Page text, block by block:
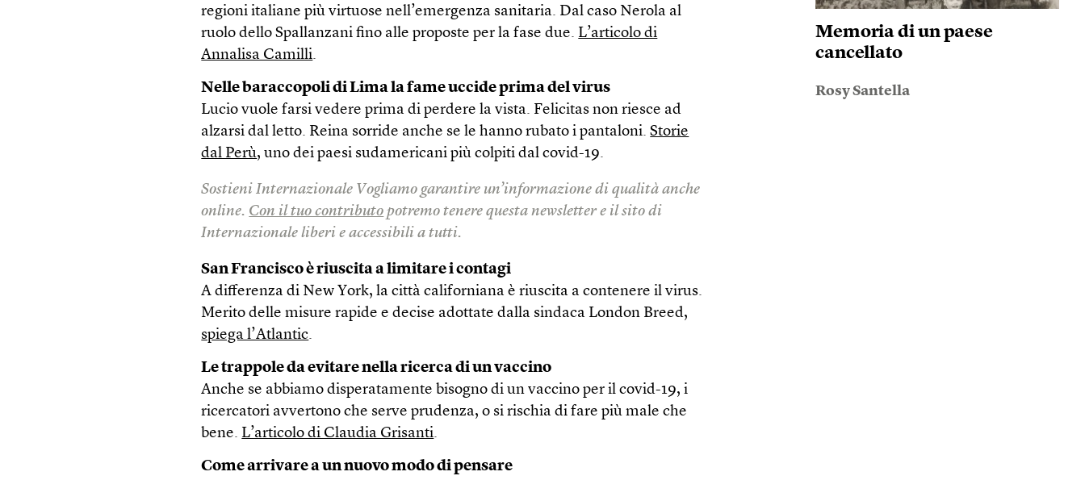
regioni italiane più virtuose nell’emergenza sanitaria. Dal caso Nerola al
ruolo dello Spallanzani fino alle proposte per la fase due. L’articolo di
Annalisa Camilli.
Nelle baraccopoli di Lima la fame uccide prima del virus
Lucio vuole farsi vedere prima di perdere la vista. Felicitas non riesce ad
alzarsi dal letto. Reina sorride anche se le hanno rubato i pantaloni.Storie
dal Perù, uno dei paesi sudamericani più colpiti dal covid-19.
Sostieni Internazionale Vogliamo garantire un’informazione di qualità anche
online. Con il tuo contributo potremo tenere questa newsletter e il sito di
Internazionale liberi e accessibili a tutti.
San Francisco è riuscita a limitare i contagi
A differenza di New York, la città californiana è riuscita a contenere il virus.
Merito delle misure rapide e decise adottate dalla sindaca London Breed,
spiega l’Atlantic.
Le trappole da evitare nella ricerca di un vaccino
Anche se abbiamo disperatamente bisogno di un vaccino per il covid-19, i
ricercatori avvertono che serve prudenza, o si rischia di fare più male che
bene. L’articolo di Claudia Grisanti.
Come arrivare a un nuovo modo di pensare
Memoria di un paese
cancellato
Rosy Santella